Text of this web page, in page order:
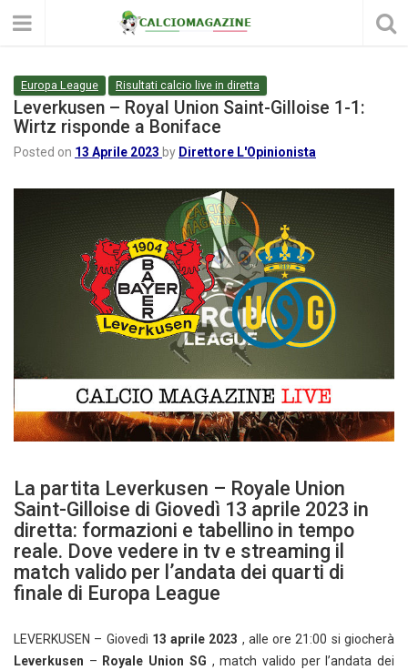
Europa League Risultati calcio live in diretta
Leverkusen – Royal Union Saint-Gilloise 1-1:
Wirtz risponde a Boniface
Posted on 13 Aprile 2023 by Direttore L'Opinionista
La partita Leverkusen – Royale Union
Saint-Gilloise di Giovedì 13 aprile 2023 in
diretta: formazioni e tabellino in tempo
reale. Dove vedere in tv e streaming il
match valido per l’andata dei quarti di
finale di Europa League
LEVERKUSEN – Giovedì 13 aprile 2023 , alle ore 21:00 si giocherà
Leverkusen – Royale Union SG , match valido per l’andata dei